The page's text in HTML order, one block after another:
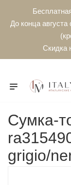
До конца
Скидка
Сумка-
grigio/